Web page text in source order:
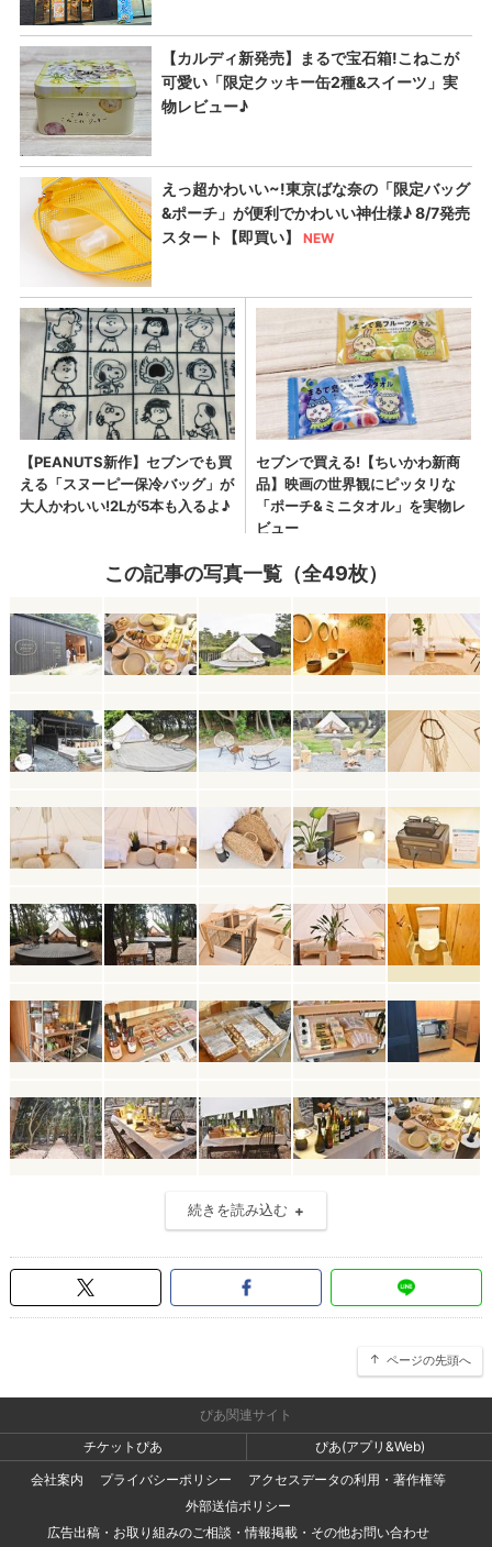
この記事の写真一覧（全49枚）
続きを読み込む
ページの先頭へ
ぴあ関連サイト
チケットぴあ
ぴあ(アプリ&Web)
会社案内
プライバシーポリシー
アクセスデータの利用・著作権等
外部送信ポリシー
広告出稿・お取り組みのご相談・情報掲載・その他お問い合わせ